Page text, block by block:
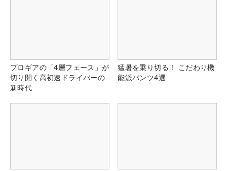
プロギアの「4層フェース」が
切り開く高初速ドライバーの
新時代
猛暑を乗り切る！ こだわり機
能派パンツ4選